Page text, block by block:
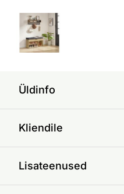
Üldinfo
Kliendile
Lisateenused